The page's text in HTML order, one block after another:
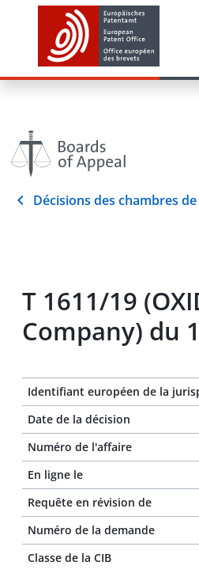
Décisions des chambres
T 1611/19
Company) du
Identifiant européen de la
Date de la décision
Numéro de l'affaire
En ligne le
Requête en révision de
Numéro de la demande
Classe de la CIB